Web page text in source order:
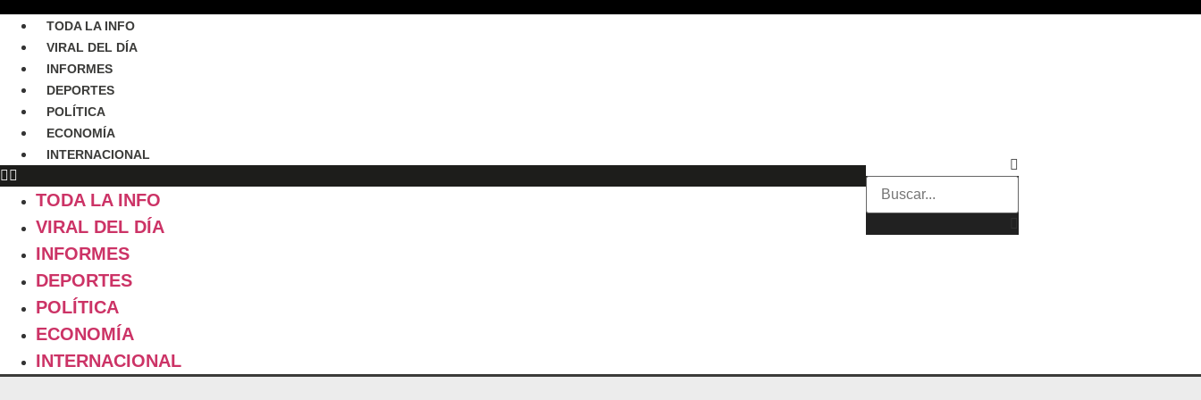
TODA LA INFO
VIRAL DEL DÍA
INFORMES
DEPORTES
POLÍTICA
ECONOMÍA
INTERNACIONAL
TODA LA INFO
VIRAL DEL DÍA
INFORMES
DEPORTES
POLÍTICA
ECONOMÍA
INTERNACIONAL